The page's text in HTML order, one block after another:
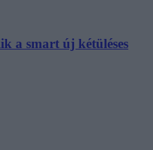
a smart új kétüléses